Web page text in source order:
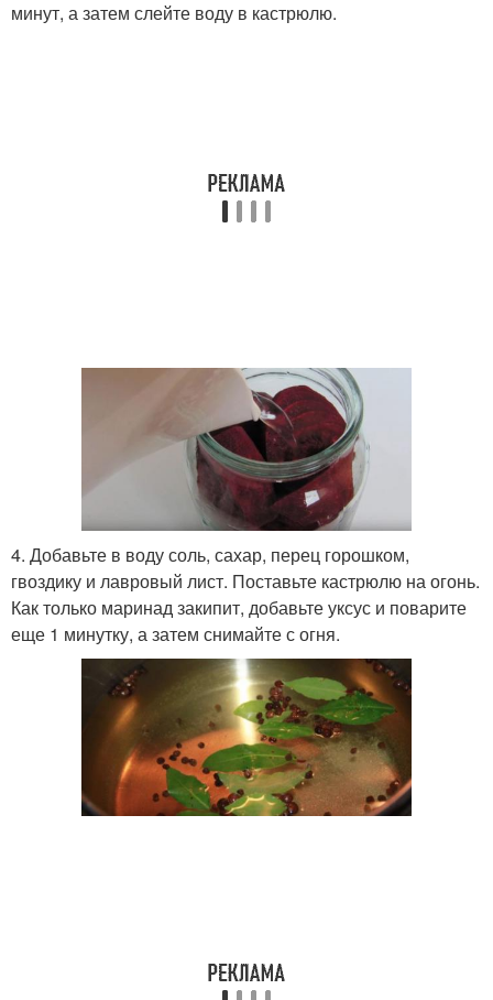
минут, а затем слейте воду в кастрюлю.
4. Добавьте в воду соль, сахар, перец горошком,
гвоздику и лавровый лист. Поставьте кастрюлю на огонь.
Как только маринад закипит, добавьте уксус и поварите
еще 1 минутку, а затем снимайте с огня.